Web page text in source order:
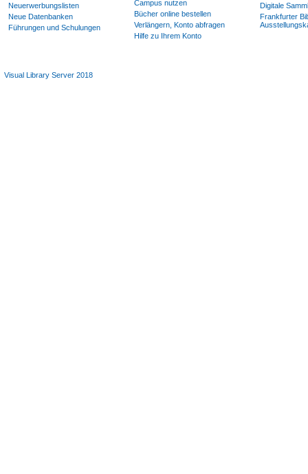
Neuerwerbungslisten
Neue Datenbanken
Führungen und Schulungen
Campus nutzen
Bücher online bestellen
Verlängern, Konto abfragen
Hilfe zu Ihrem Konto
Digitale
Frankfurter
Visual Library Server 2018